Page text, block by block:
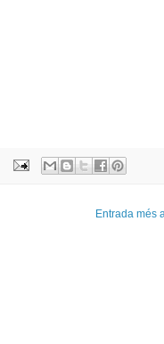
Entrada més